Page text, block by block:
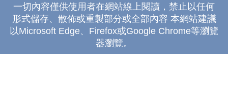
一切內容僅供使用者在網站線上閱讀，禁止以任何
形式儲存、散佈或重製部分或全部內容 本網站建議
以Microsoft Edge、Firefox或Google Chrome等瀏覽
器瀏覽。